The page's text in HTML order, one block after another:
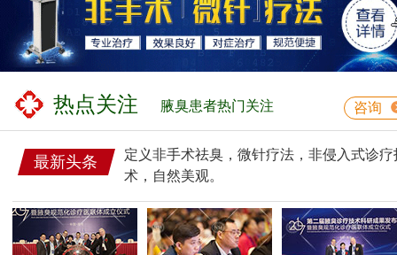
热点关注 腋臭患者热门关注 咨询
最新头条
定义非手术祛臭，微针疗法，非侵入式诊疗
术，自然美观。